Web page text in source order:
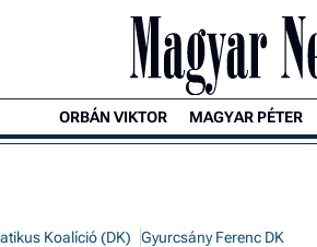
ORBÁN VIKTOR MAGYAR PÉTER
Koalíció (DK) Gyurcsány Ferenc DK